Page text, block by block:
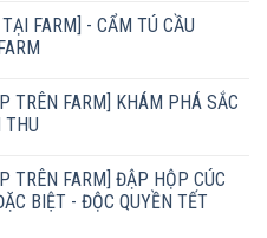
FARM] - CẨM TÚ CẦU
TRÊN FARM] KHÁM PHÁ SẮC
THU
TRÊN FARM] ĐẬP HỘP CÚC
BIỆT - ĐỘC QUYỀN TẾT